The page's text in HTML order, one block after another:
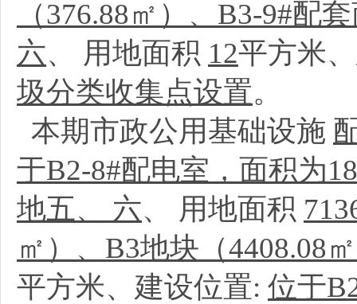
（376.88㎡）、B3-9#配
六、 用地面积 12平方米
圾分类收集点设置。
本期市政公用基础设施
于B2-8#配电室，面积为
地五、 六、 用地面积
㎡）、B3地块（4408.08
平方米、建设位置: 位于